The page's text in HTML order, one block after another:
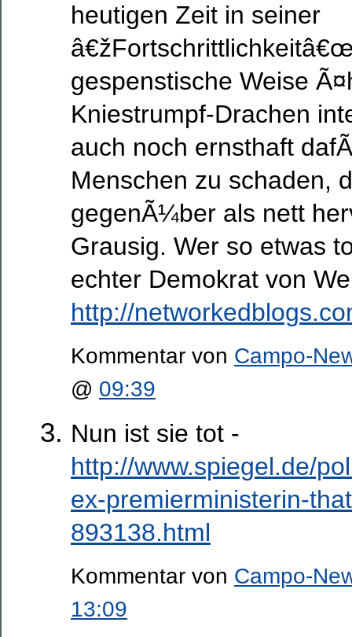
heutigen Zeit in seiner
gespenstische Weise
Kniestrumpf-Drachen
auch noch ernsthaft
Menschen zu schaden,
gegenÃ¼ber als nett
Grausig. Wer so etwas
echter Demokrat von
http://
Kommentar von Campo-
@ 09:39
Nun ist sie tot -
http://www.spiegel.de/
ex-premierministerin-
893138.html
Kommentar von Campo-
13:09